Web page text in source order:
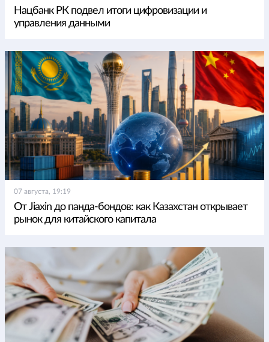
Нацбанк РК подвел итоги цифровизации и
управления данными
07 августа, 19:19
От Jiaxin до панда-бондов: как Казахстан открывает
рынок для китайского капитала